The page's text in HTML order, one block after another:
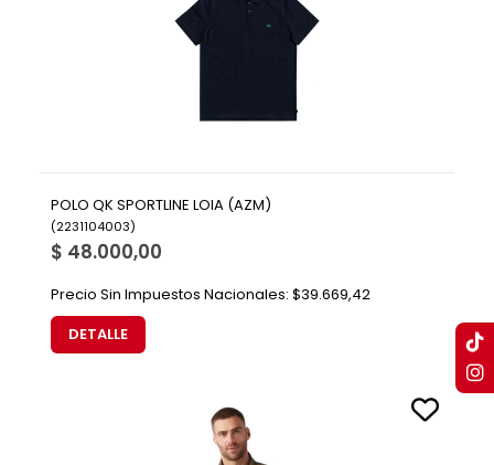
POLO QK SPORTLINE LOIA (AZM)
(2231104003)
$ 48.000,00
Precio Sin Impuestos Nacionales: $39.669,42
DETALLE